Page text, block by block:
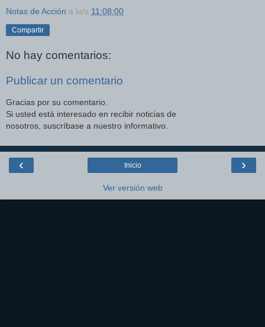
Notas de Acción a la/s 11:08:00
Compartir
No hay comentarios:
Publicar un comentario
Gracias por su comentario.
Si usted está interesado en recibir noticias de
nosotros, suscríbase a nuestro informativo.
‹ ›
Inicio
Ver versión web